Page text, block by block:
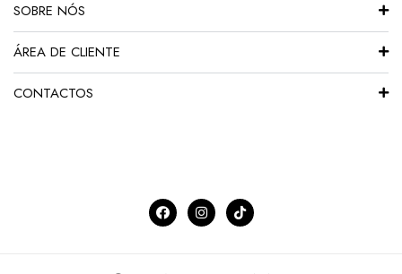
SOBRE NÓS
ÁREA DE CLIENTE
CONTACTOS